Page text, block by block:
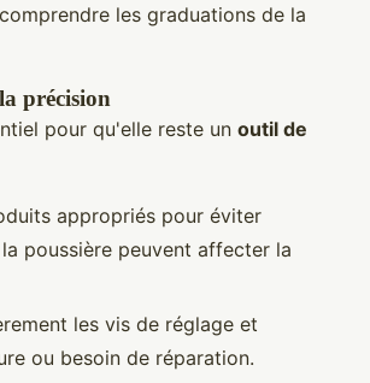
les graduations de la
précision
pour qu'elle reste un outil de
appropriés pour éviter
poussière peuvent affecter la
les vis de réglage et
ou besoin de réparation.